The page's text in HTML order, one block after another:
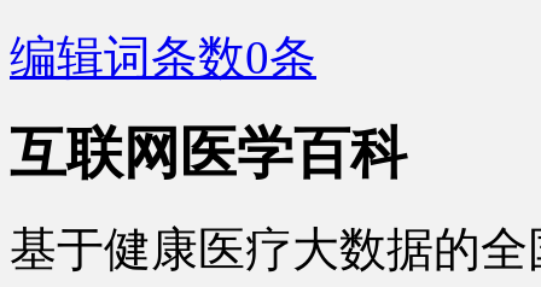
编辑词条数0条
互联网医学百科
基于健康医疗大数据的